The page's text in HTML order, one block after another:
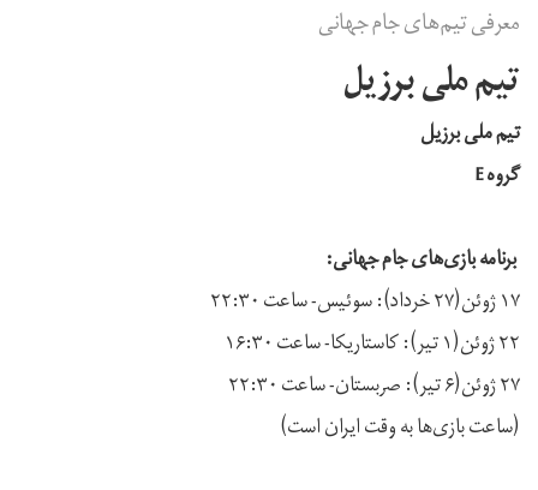
معرفی تیم‌های جام جهانی
تیم ملی برزیل
تیم ملی برزیل
گروه E
برنامه بازی‌های جام جهانی:
۱۷ ژوئن(۲۷ خرداد): سوئیس- ساعت ۲۲:۳۰
۲۲ ژوئن(۱ تیر): کاستاریکا- ساعت ۱۶:۳۰
۲۷ ژوئن(۶ تیر): صربستان- ساعت ۲۲:۳۰
(ساعت بازی‌ها به وقت ایران است)